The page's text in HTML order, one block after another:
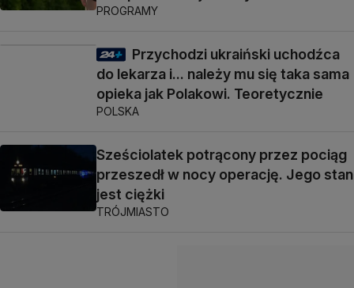
PROGRAMY
Przychodzi ukraiński uchodźca
do lekarza i... należy mu się taka sama
opieka jak Polakowi. Teoretycznie
POLSKA
Sześciolatek potrącony przez pociąg
przeszedł w nocy operację. Jego stan
jest ciężki
TRÓJMIASTO